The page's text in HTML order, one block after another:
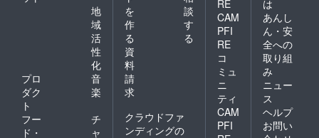
地
域
活
性
化
プロ
ダク
ト
音
楽
フー
ド・
チ
ャ
を
作
る
談
す
る
資
料
請
求
クラウドファ
ンディングの
RE
CAM
PFI
RE
コ
ミュ
ニ
ティ
CAM
PFI
は
あんし
ん・安
全への
取り組
み
ニュー
ス
ヘルプ
お問い